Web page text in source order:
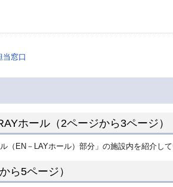
当窓口
ホール（2ページから3ページ）
EN－LAYホール）部分」の施設内を紹介して
ら5ページ）